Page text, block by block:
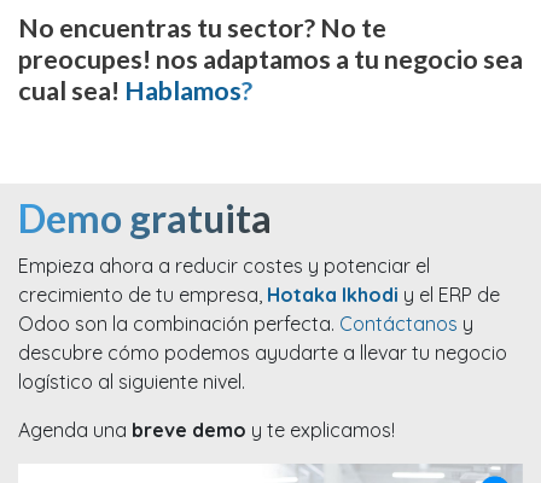
No encuentras tu sector? No te
preocupes! nos adaptamos a tu negocio sea
cual sea! Hablamos?
Demo gratuita
Empieza ahora a reducir costes y potenciar el
crecimiento de tu empresa, Hotaka Ikhodi y el ERP de
Odoo son la combinación perfecta. Contáctanos y
descubre cómo podemos ayudarte a llevar tu negocio
logístico al siguiente nivel.
Agenda una breve demo y te explicamos!